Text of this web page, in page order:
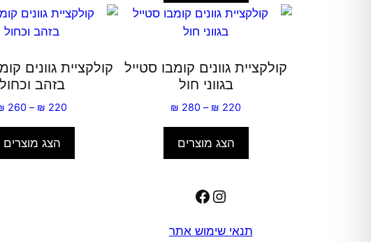
⁦₪ 260⁩
קולקציית גוונים קומבו סטייל
בגווני חול
₪ 220
–
₪ 280
טווח
הצג מוצרים
קולקציית גוונים
בזהב וכחול
₪ 220
–
260
הצג מוצרים
Instagram
Facebook
תנאי שימוש אתר